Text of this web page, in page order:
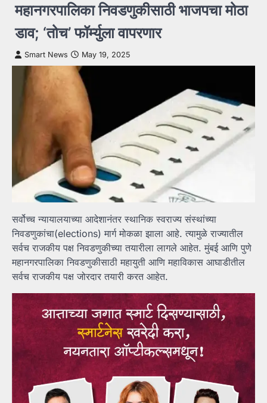
महानगरपालिका निवडणुकीसाठी भाजपचा मोठा
डाव; ‘तोच’ फॉर्म्युला वापरणार
Smart News May 19, 2025
सर्वोच्च न्यायालयाच्या आदेशानंतर स्थानिक स्वराज्य संस्थांच्या
निवडणुकांचा(elections) मार्ग मोकळा झाला आहे. त्यामुळे राज्यातील
सर्वच राजकीय पक्ष निवडणुकीच्या तयारीला लागले आहेत. मुंबई आणि पुणे
महानगरपालिका निवडणुकीसाठी महायुती आणि महाविकास आघाडीतील
सर्वच राजकीय पक्ष जोरदार तयारी करत आहेत.